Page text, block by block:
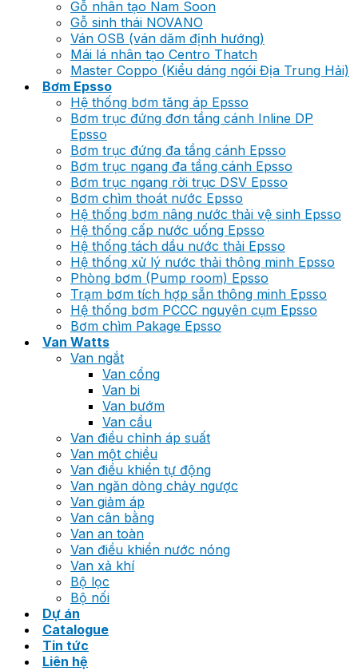
Gỗ nhân tạo Nam Soon
Gỗ sinh thái NOVANO
Ván OSB (ván dăm định hướng)
Mái lá nhân tạo Centro Thatch
Master Coppo (Kiểu dáng ngói Địa Trung Hải)
Bơm Epsso
Hệ thống bơm tăng áp Epsso
Bơm trục đứng đơn tầng cánh Inline DP
Epsso
Bơm trục đứng đa tầng cánh Epsso
Bơm trục ngang đa tầng cánh Epsso
Bơm trục ngang rời trục DSV Epsso
Bơm chìm thoát nước Epsso
Hệ thống bơm nâng nước thải vệ sinh Epsso
Hệ thống cấp nước uống Epsso
Hệ thống tách dầu nước thải Epsso
Hệ thống xử lý nước thải thông minh Epsso
Phòng bơm (Pump room) Epsso
Trạm bơm tích hợp sẵn thông minh Epsso
Hệ thống bơm PCCC nguyên cụm Epsso
Bơm chìm Pakage Epsso
Van Watts
Van ngắt
Van cổng
Van bi
Van bướm
Van cầu
Van điều chỉnh áp suất
Van một chiều
Van điều khiển tự động
Van ngăn dòng chảy ngược
Van giảm áp
Van cân bằng
Van an toàn
Van điều khiển nước nóng
Van xả khí
Bộ lọc
Bộ nối
Dự án
Catalogue
Tin tức
Liên hệ